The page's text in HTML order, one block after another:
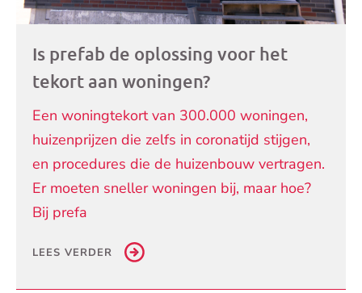
Is prefab de oplossing voor het
tekort aan woningen?
Een woningtekort van 300.000 woningen,
huizenprijzen die zelfs in coronatijd stijgen,
en procedures die de huizenbouw vertragen.
Er moeten sneller woningen bij, maar hoe?
Bij prefa
LEES VERDER